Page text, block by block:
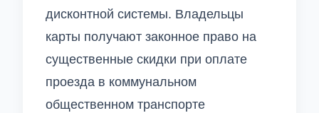
дисконтной системы. Владельцы
карты получают законное право на
существенные скидки при оплате
проезда в коммунальном
общественном транспорте